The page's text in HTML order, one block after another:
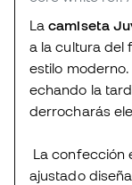
Lacamiseta
a la cultura del
estilo
echando la
derrocharás
La confección
ajustado